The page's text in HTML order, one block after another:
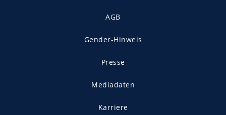
AGB
Gender-Hinweis
Presse
Mediadaten
Karriere